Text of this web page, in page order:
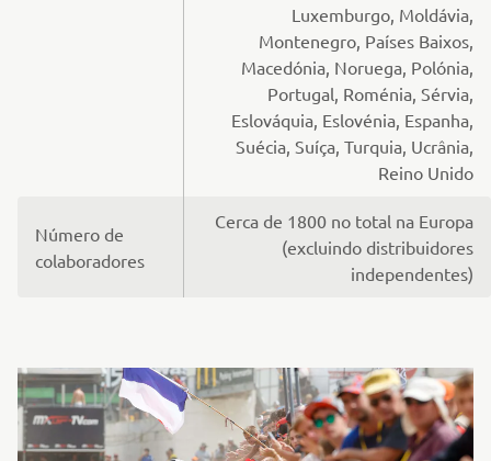
Luxemburgo, Moldávia,
Montenegro, Países Baixos,
Macedónia, Noruega, Polónia,
Portugal, Roménia, Sérvia,
Eslováquia, Eslovénia, Espanha,
Suécia, Suíça, Turquia, Ucrânia,
Reino Unido
Número de
colaboradores
Cerca de 1800 no total na Europa
(excluindo distribuidores
independentes)